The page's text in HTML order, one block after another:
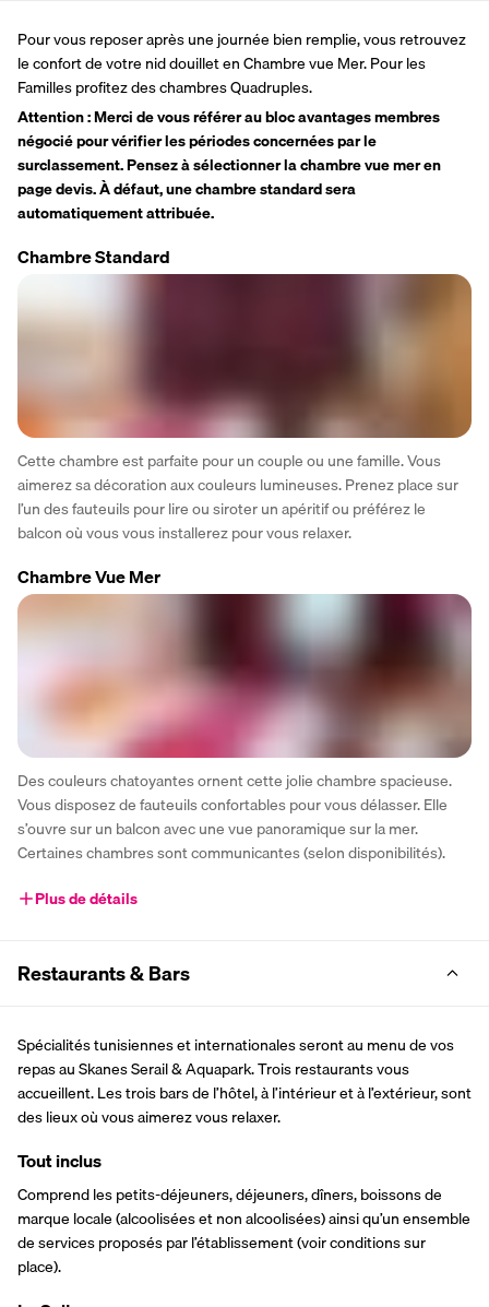
Pour vous reposer après une journée bien remplie, vous retrouvez
le confort de votre nid douillet en Chambre vue Mer. Pour les
Familles profitez des chambres Quadruples.
Attention : Merci de vous référer au bloc avantages membres
négocié pour vérifier les périodes concernées par le
surclassement. Pensez à sélectionner la chambre vue mer en
page devis. À défaut, une chambre standard sera
automatiquement attribuée.
Chambre Standard
Cette chambre est parfaite pour un couple ou une famille. Vous
aimerez sa décoration aux couleurs lumineuses. Prenez place sur
l’un des fauteuils pour lire ou siroter un apéritif ou préférez le
balcon où vous vous installerez pour vous relaxer.
Chambre Vue Mer
Des couleurs chatoyantes ornent cette jolie chambre spacieuse.
Vous disposez de fauteuils confortables pour vous délasser. Elle
s’ouvre sur un balcon avec une vue panoramique sur la mer.
Certaines chambres sont communicantes (selon disponibilités).
Plus de détails
Restaurants & Bars
Spécialités tunisiennes et internationales seront au menu de vos
repas au Skanes Serail & Aquapark. Trois restaurants vous
accueillent. Les trois bars de l’hôtel, à l’intérieur et à l’extérieur, sont
des lieux où vous aimerez vous relaxer.
Tout inclus
Comprend les petits-déjeuners, déjeuners, dîners, boissons de
marque locale (alcoolisées et non alcoolisées) ainsi qu’un ensemble
de services proposés par l’établissement (voir conditions sur
place).